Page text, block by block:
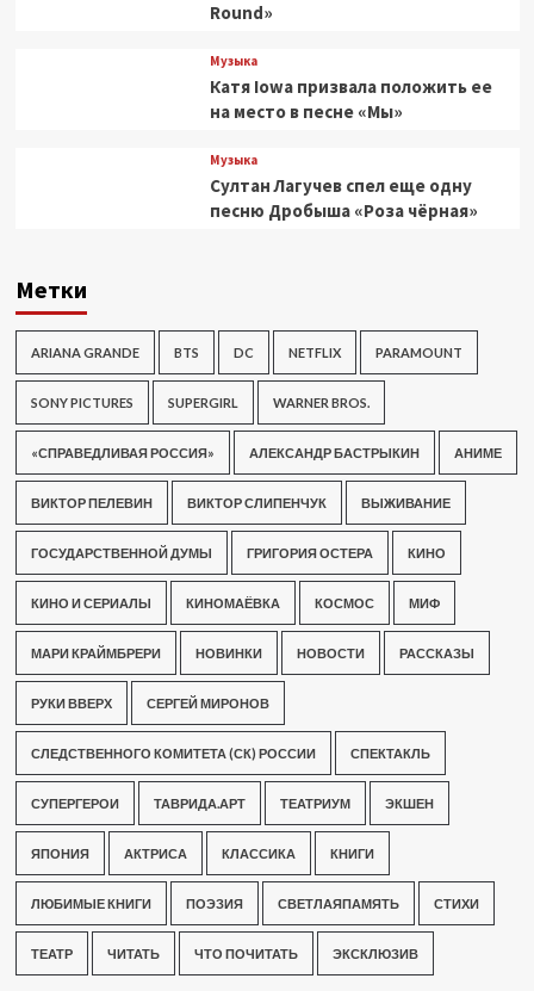
Round»
Музыка
Катя Iowa призвала положить ее
на место в песне «Мы»
Музыка
Султан Лагучев спел еще одну
песню Дробыша «Роза чёрная»
Метки
ARIANA GRANDE BTS DC NETFLIX PARAMOUNT
SONY PICTURES SUPERGIRL WARNER BROS.
«СПРАВЕДЛИВАЯ РОССИЯ» АЛЕКСАНДР БАСТРЫКИН АНИМЕ
ВИКТОР ПЕЛЕВИН ВИКТОР СЛИПЕНЧУК ВЫЖИВАНИЕ
ГОСУДАРСТВЕННОЙ ДУМЫ ГРИГОРИЯ ОСТЕРА КИНО
КИНО И СЕРИАЛЫ КИНОМАЁВКА КОСМОС МИФ
МАРИ КРАЙМБРЕРИ НОВИНКИ НОВОСТИ РАССКАЗЫ
РУКИ ВВЕРХ СЕРГЕЙ МИРОНОВ
СЛЕДСТВЕННОГО КОМИТЕТА (СК) РОССИИ СПЕКТАКЛЬ
СУПЕРГЕРОИ ТАВРИДА.АРТ ТЕАТРИУМ ЭКШЕН
ЯПОНИЯ АКТРИСА КЛАССИКА КНИГИ
ЛЮБИМЫЕ КНИГИ ПОЭЗИЯ СВЕТЛАЯПАМЯТЬ СТИХИ
ТЕАТР ЧИТАТЬ ЧТО ПОЧИТАТЬ ЭКСКЛЮЗИВ